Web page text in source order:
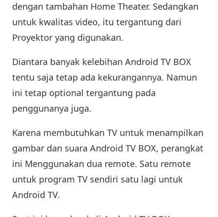
dengan tambahan Home Theater. Sedangkan
untuk kwalitas video, itu tergantung dari
Proyektor yang digunakan.
Diantara banyak kelebihan Android TV BOX
tentu saja tetap ada kekurangannya. Namun
ini tetap optional tergantung pada
penggunanya juga.
Karena membutuhkan TV untuk menampilkan
gambar dan suara Android TV BOX, perangkat
ini Menggunakan dua remote. Satu remote
untuk program TV sendiri satu lagi untuk
Android TV.